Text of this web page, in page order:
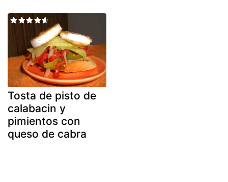
Tosta de pisto de
calabacin y
pimientos con
queso de cabra